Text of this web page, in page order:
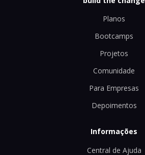
Planos
Bootcamps
Projetos
Comunidade
Para Empresas
Depoimentos
Informações
Central de Ajuda